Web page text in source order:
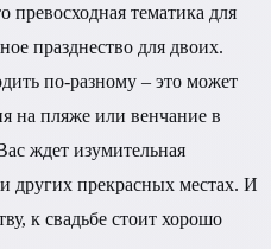
превосходная тематика для
празднество для двоих.
по-разному – это может
на пляже или венчание в
ждет изумительная
других прекрасных местах. И
к свадьбе стоит хорошо